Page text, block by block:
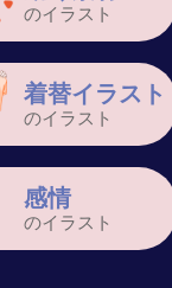
のイラスト
着替イラスト
のイラスト
感情
のイラスト